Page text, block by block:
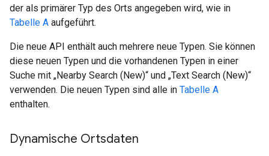
der als primärer Typ des Orts angegeben wird, wie in
Tabelle A aufgeführt.
Die neue API enthält auch mehrere neue Typen. Sie können
diese neuen Typen und die vorhandenen Typen in einer
Suche mit „Nearby Search (New)“ und „Text Search (New)“
verwenden. Die neuen Typen sind alle in Tabelle A
enthalten.
Dynamische Ortsdaten